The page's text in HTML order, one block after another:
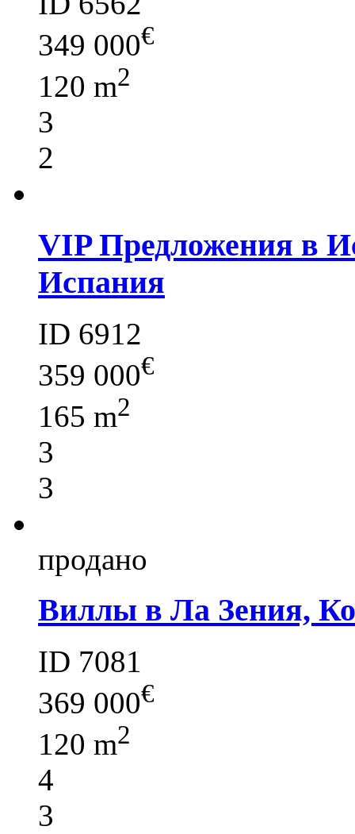
349 000€
120 m2
3
2
VIP Предложения в
Испания
ID 6912
359 000€
165 m2
3
3
продано
Виллы в Ла Зения,
ID 7081
369 000€
120 m2
4
3